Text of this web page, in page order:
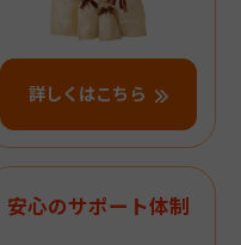
詳しくはこちら
安心のサポート体制